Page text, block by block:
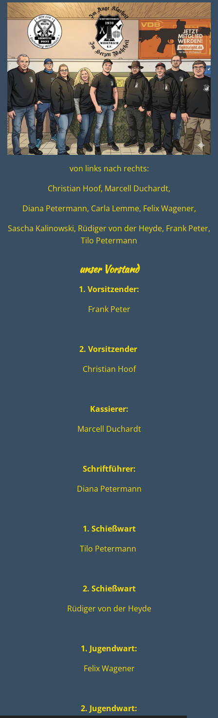
von links nach rechts:
Christian Hoof, Marcell Duchardt,
Diana Petermann, Carla Lemme, Felix Wagener,
Sascha Kalinowski, Rüdiger von der Heyde, Frank Peter,
Tilo Petermann
unser Vorstand
1. Vorsitzender:
Frank Peter
2. Vorsitzender
Christian Hoof
Kassierer:
Marcell Duchardt
Schriftführer:
Diana Petermann
1. Schießwart
Tilo Petermann
2. Schießwart
Rüdiger von der Heyde
1. Jugendwart:
Felix Wagener
2. Jugendwart: